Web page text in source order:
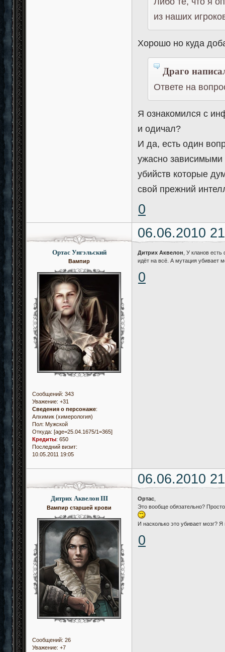
из наших
Хорошо но куда
Драго
Ответе на
Я ознакомился с
и одичал?
И да, есть один
ужасно
убийств которые
свой прежний
0
06.06.2010
Ортас Унгэльский
Вампир
Сообщений: 343
Уважение: +31
Сведения о персонаже:
Алхимик (химерология)
Пол: Мужской
Откуда: [age=25.04.1675/1=365]
Кредиты: 650
Последний визит:
10.05.2011 19:05
Дитрих Аквелон , У кланов
идёт на всё. А мутация убивает
0
06.06.2010
Дитрих Аквелон III
Вампир старшей крови
Сообщений: 26
Уважение: +7
Ортас
Это вообще обязательно?
И насколько это убивает мозг?
0